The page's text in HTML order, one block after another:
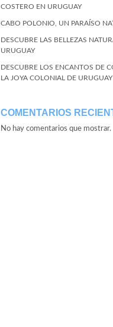
COSTERO EN URUGUAY
CABO POLONIO, UN PARAÍSO
DESCUBRE LAS BELLEZAS
URUGUAY
DESCUBRE LOS ENCANTOS DE
LA JOYA COLONIAL DE URUGUAY
COMENTARIOS
No hay comentarios que mostrar.